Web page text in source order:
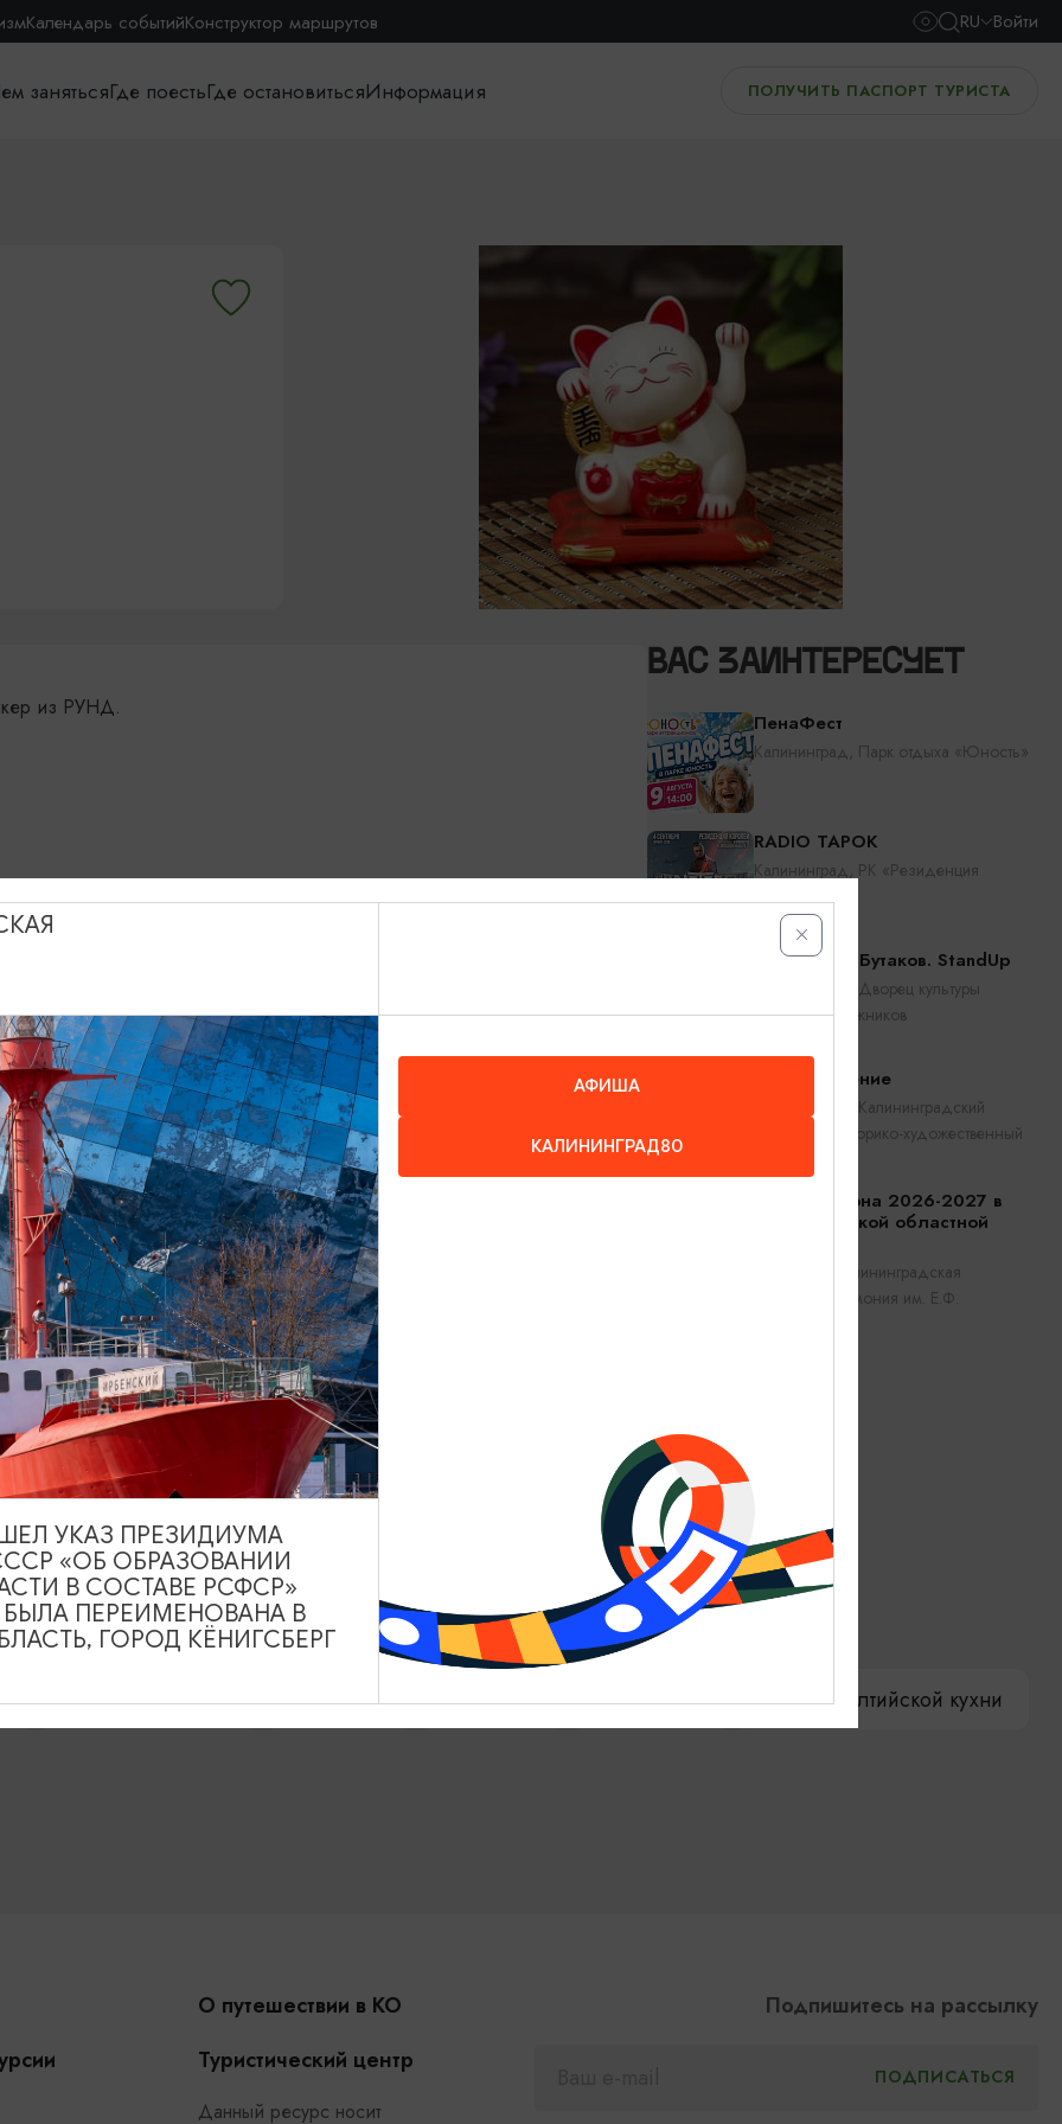
Календарь событийКонструктор маршрутов RU Войти
занятьсяГде поестьГде остановитьсяИнформация ПОЛУЧИТЬ ПАСПОРТ ТУРИСТА
из РУНД.
2а, Зеленоградск
3-10-20
ВАС ЗАИНТЕРЕСУЕТ
ПенаФест
Калининград, Парк отдыха «Юность»
RADIO TAPOK
Калининград, РК «Резиденция
королей»
Константин Бутаков. StandUp
Калининград, Дворец культуры
железнодорожников
Прикосновение
Калининград, Калининградский
областной историко-художественный
Открытие сезона 2026-2027 в
Калининградской областной
Калининград, Калининградская
областная филармония им. Е.Ф.
САЙТЕ
Туры и экскурсии Афиша мероприятий Сувениры Гостевая книга
Карты и маршруты Рестораны Гостиницы Как доехать Компас Балтийской кухни
О путешествии в КО
Туристический центр
Данный ресурс носит
Подпишитесь на рассылку
АФИША
КАЛИНИНГРАД80
УКАЗ ПРЕЗИДИУМА
«ОБ ОБРАЗОВАНИИ
В СОСТАВЕ РСФСР»
ПЕРЕИМЕНОВАНА В
ГОРОД КЁНИГСБЕРГ